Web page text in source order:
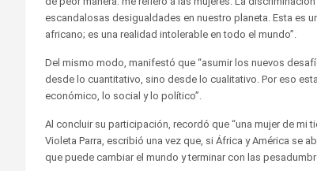
escandalosas desigualdades en nuestro planeta. Esta es
africano; es una realidad intolerable en todo el mundo”.
Del mismo modo, manifestó que “asumir los nuevos
desde lo cuantitativo, sino desde lo cualitativo. Por eso
económico, lo social y lo político”.
Al concluir su participación, recordó que “una mujer de mi
Violeta Parra, escribió una vez que, si África y América se
que puede cambiar el mundo y terminar con las